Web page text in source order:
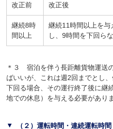
改正前 改正後
継続8時
間以上
継続11時間以上を与
し、9時間を下回ら
＊３ 宿泊を伴う長距離貨物運送
ばいいが、これは週2回までとし
下回る場合、その運行終了後に継
地での休息）を与える必要があり
（２）運転時間・連続運転時間